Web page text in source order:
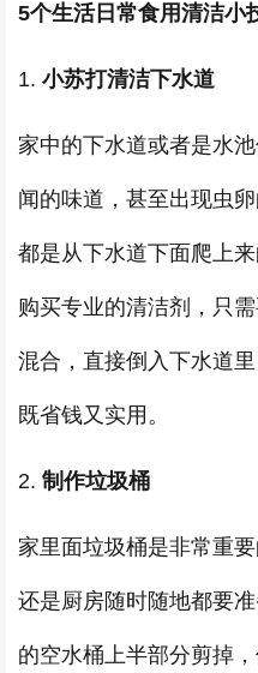
5个生活日常食用清洁小
1. 小苏打清洁下水道
家中的下水道或者是水
闻的味道，甚至出现虫
都是从下水道下面爬上
购买专业的清洁剂，只
混合，直接倒入下水道
既省钱又实用。
2. 制作垃圾桶
家里面垃圾桶是非常重
还是厨房随时随地都要
的空水桶上半部分剪掉